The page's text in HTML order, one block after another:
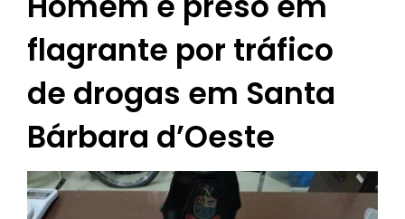
flagrante por tráfico
de drogas em Santa
Bárbara d’Oeste